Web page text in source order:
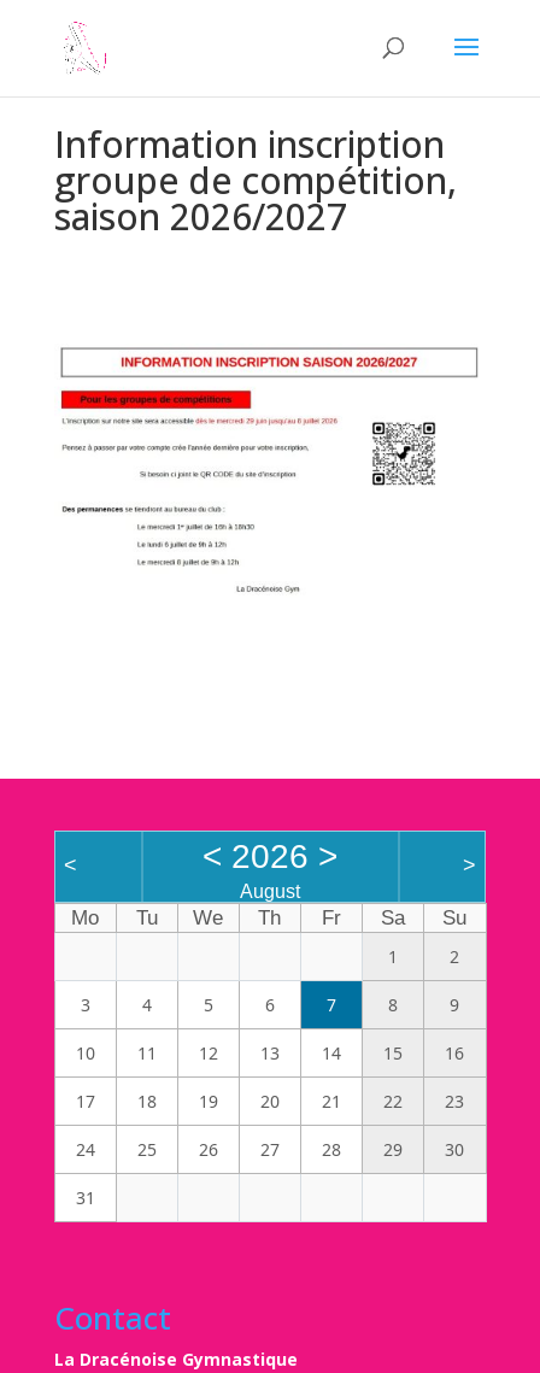
Information inscription
groupe de compétition,
saison 2026/2027
< < 2026 >
August
>
Mo Tu We Th Fr Sa
Su
1
2
3 4 5 6 7 8 9
10 11 12 13 14 15 16
17 18 19 20 21 22 23
24 25 26 27 28 29 30
31
Contact
La Dracénoise Gymnastique